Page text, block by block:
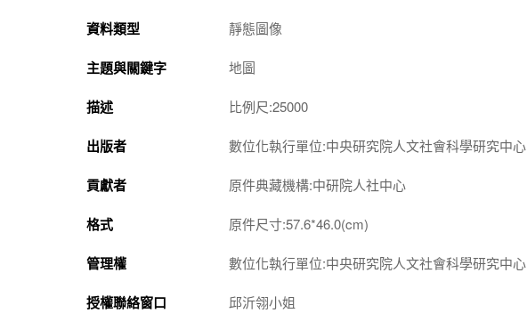
資料類型 靜態圖像
主題與關鍵字 地圖
描述 比例尺:25000
出版者 數位化執行單位:中央研究院人文社會科學研究中心
貢獻者 原件典藏機構:中研院人社中心
格式 原件尺寸:57.6*46.0(cm)
管理權 數位化執行單位:中央研究院人文社會科學研究中心
授權聯絡窗口
邱沂翎小姐